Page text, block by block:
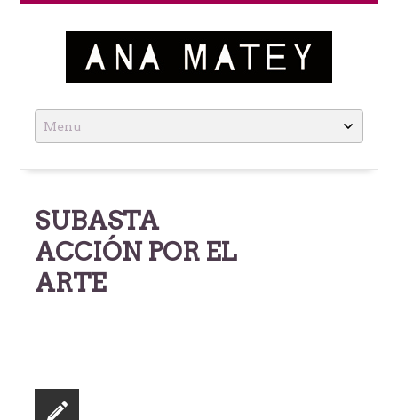
Skip
to
SUBASTA
ACCIÓN POR EL
ARTE